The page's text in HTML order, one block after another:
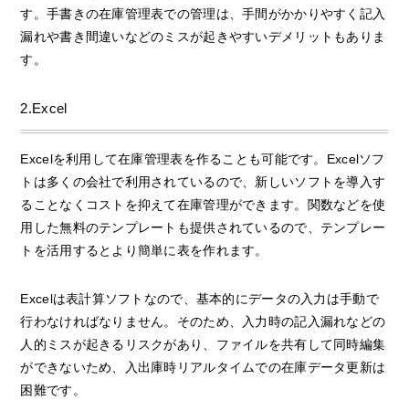
す。手書きの在庫管理表での管理は、手間がかかりやすく記入
漏れや書き間違いなどのミスが起きやすいデメリットもありま
す。
2.Excel
Excelを利用して在庫管理表を作ることも可能です。Excelソフ
トは多くの会社で利用されているので、新しいソフトを導入す
ることなくコストを抑えて在庫管理ができます。関数などを使
用した無料のテンプレートも提供されているので、テンプレー
トを活用するとより簡単に表を作れます。
Excelは表計算ソフトなので、基本的にデータの入力は手動で
行わなければなりません。そのため、入力時の記入漏れなどの
人的ミスが起きるリスクがあり、ファイルを共有して同時編集
ができないため、入出庫時リアルタイムでの在庫データ更新は
困難です。